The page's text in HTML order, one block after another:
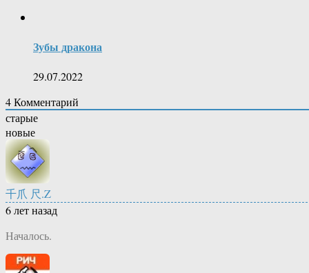
Зубы дракона
29.07.2022
4Комментарий
старые
новые
千爪 尺.Z
6 лет назад
Началось.